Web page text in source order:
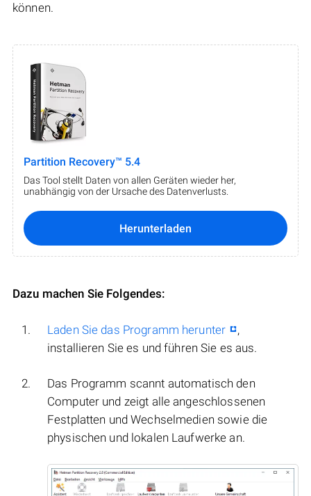
können.
Partition Recovery™ 5.4
Das Tool stellt Daten von allen Geräten wieder her,
unabhängig von der Ursache des Datenverlusts.
Herunterladen
Dazu machen Sie Folgendes:
Laden Sie das Programm herunter
,
installieren Sie es und führen Sie es aus.
Das Programm scannt automatisch den
Computer und zeigt alle angeschlossenen
Festplatten und Wechselmedien sowie die
physischen und lokalen Laufwerke an.